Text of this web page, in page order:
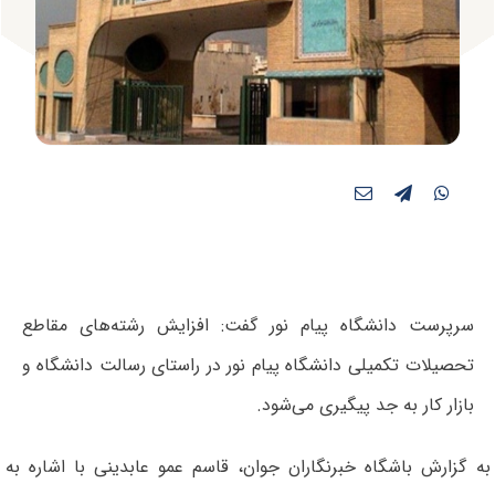
سرپرست دانشگاه پیام نور گفت: افزایش رشته‌های مقاطع
تحصیلات تکمیلی دانشگاه پیام نور در راستای رسالت دانشگاه و
بازار کار به جد پیگیری می‌شود.
به گزارش باشگاه خبرنگاران جوان، قاسم عمو عابدینی با اشاره به